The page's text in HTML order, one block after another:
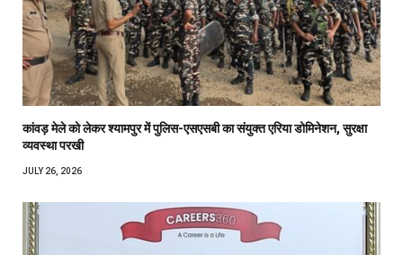
कांवड़ मेले को लेकर श्यामपुर में पुलिस-एसएसबी का संयुक्त एरिया डोमिनेशन, सुरक्षा
व्यवस्था परखी
JULY 26, 2026